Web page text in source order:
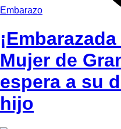
Embarazo
Mujer de
espera a su
hijo